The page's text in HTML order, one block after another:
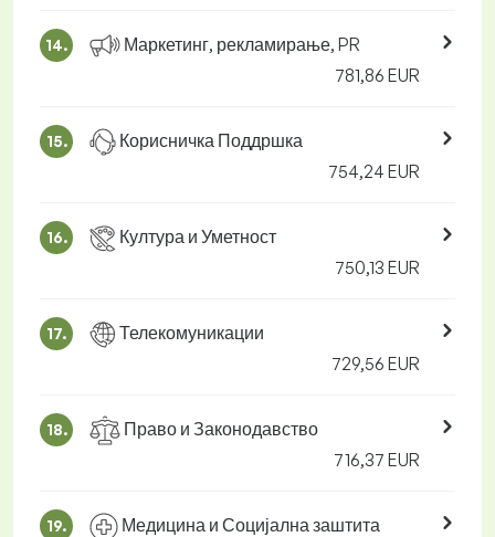
14.
Маркетинг, рекламирање, PR
781,86 EUR
15.
Корисничка Поддршка
754,24 EUR
16.
Култура и Уметност
750,13 EUR
17.
Телекомуникации
729,56 EUR
18.
Право и Законодавство
716,37 EUR
19.
Медицина и Социјална заштита